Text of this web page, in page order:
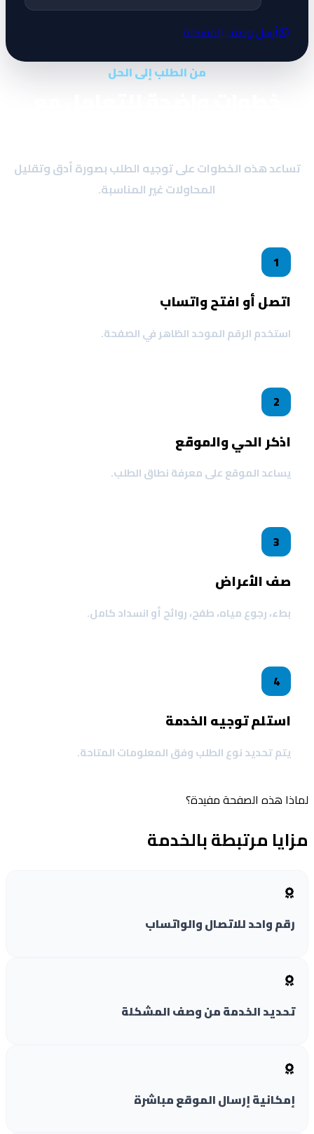
أرسل وصف المشكلة
من الطلب إلى الحل
هذه الخطوات على توجيه الطلب بصورة أدق وتقليل
المحاولات غير المناسبة.
اتصل أو افتح واتساب
استخدم الرقم الموحد الظاهر في الصفحة.
اذكر الحي والموقع
يساعد الموقع على معرفة نطاق الطلب.
صف الأعراض
بطء، رجوع مياه، طفح، روائح أو انسداد كامل.
استلم توجيه الخدمة
يتم تحديد نوع الطلب وفق المعلومات المتاحة.
هذه الصفحة مفيدة؟
مرتبطة بالخدمة
رقم واحد للاتصال والواتساب
تحديد الخدمة من وصف المشكلة
إمكانية إرسال الموقع مباشرة